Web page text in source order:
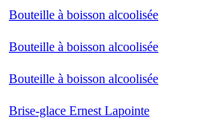
Bouteille à boisson alcoolisée
Bouteille à boisson alcoolisée
Bouteille à boisson alcoolisée
Brise-glace Ernest Lapointe